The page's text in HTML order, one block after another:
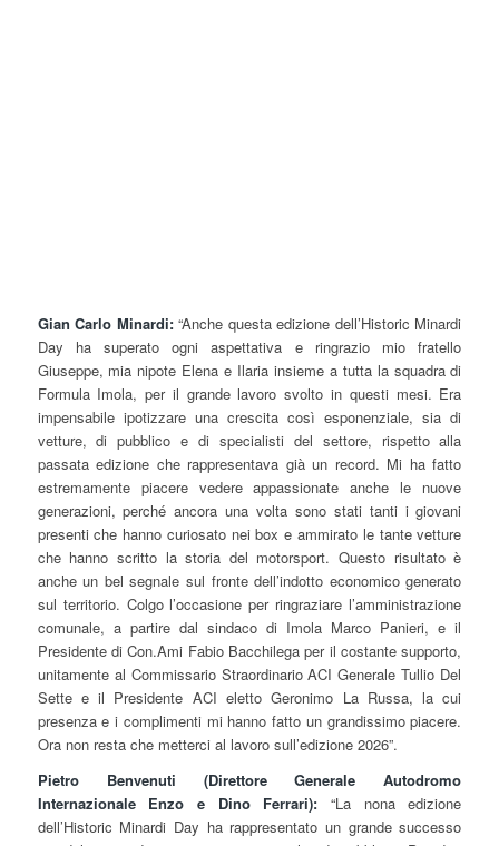
Gian Carlo Minardi:“Anche questa edizione dell’Historic Minardi
Day ha superato ogni aspettativa e ringrazio mio fratello
Giuseppe, mia nipote Elena e Ilaria insieme a tutta la squadra di
Formula Imola, per il grande lavoro svolto in questi mesi. Era
impensabile ipotizzare una crescita così esponenziale, sia di
vetture, di pubblico e di specialisti del settore, rispetto alla
passata edizione che rappresentava già un record. Mi ha fatto
estremamente piacere vedere appassionate anche le nuove
generazioni, perché ancora una volta sono stati tanti i giovani
presenti che hanno curiosato nei box e ammirato le tante vetture
che hanno scritto la storia del motorsport. Questo risultato è
anche un bel segnale sul fronte dell’indotto economico generato
sul territorio. Colgo l’occasione per ringraziare l’amministrazione
comunale, a partire dal sindaco di Imola Marco Panieri, e il
Presidente di Con.Ami Fabio Bacchilega per il costante supporto,
unitamente al Commissario Straordinario ACI Generale Tullio Del
Sette e il Presidente ACI eletto Geronimo La Russa, la cui
presenza e i complimenti mi hanno fatto un grandissimo piacere.
Ora non resta che metterci al lavoro sull’edizione 2026”.
Pietro Benvenuti
(Direttore Generale Autodromo
Internazionale Enzo e Dino Ferrari):“La nona edizione
dell’Historic Minardi Day ha rappresentato un grande successo